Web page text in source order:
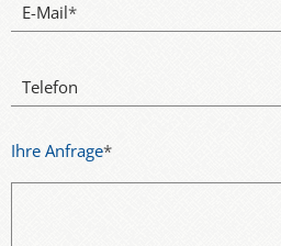
E-Mail*
Telefon
Ihre Anfrage*